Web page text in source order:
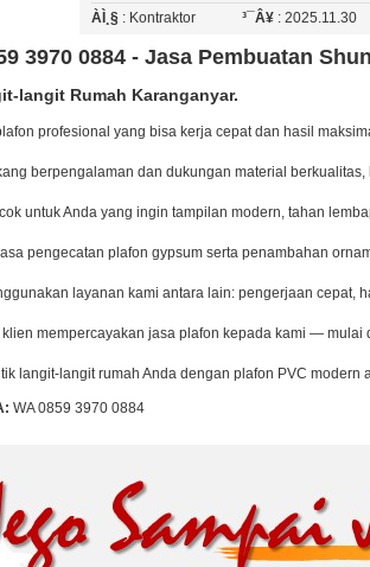
ÀÌ¸§: Kontraktor ³¯Â¥:
3970 0884 - Jasa Pembuatan
langit Rumah Karanganyar.
profesional yang bisa kerja cepat dan hasil
berpengalaman dan dukungan material
untuk Anda yang ingin tampilan modern, tahan
pengecatan plafon gypsum serta penambahan
layanan kami antara lain: pengerjaan cepat,
mempercayakan jasa plafon kepada kami —
langit-langit rumah Anda dengan plafon PVC modern
WA 0859 3970 0884